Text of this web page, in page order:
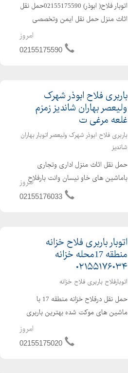
اتوبار فلاح( ابوذر) 02155175590حمل نقل
اثاث منزل حمل نقل ایمن وتخصصی
اثاثیه منزل (اتوبارفلاح) باربری ابوذر با
سالها تجربه در زمینه ارائه خدمات صفر تا
امروز
02155175590
باربری فلاح ابوذر شهرک
ولیعصر بهاران شاندیز زمزم
غلعه مرغی ت
باربری فلاح ابوذر شهرک ولیعصر اتوبار بهاران
شاندیز
حمل نقل اثاث منزل اداری وتجاری
باماشین های خاو نیسان وانت بارفلاح
دفتر باربری فلاح ابوذر شهرک ولیعصر
امروز
02155176033
اتوبار باربری فلاح خزانه
منطقه 17محله خزانه
۰۲۱۵۵۱۷۶۰۳۴
اتوبارفلاح باربری فلاح خزانه
حمل نقل درفلاح خزانه منطقه 17 با
ماشین های موکت شده بهترین باربری
منطقه قدیمی ترین اتوبار درمحل مجهز
ترین موسسه بسته بندی وجابه جا ی
امروز
02155175020